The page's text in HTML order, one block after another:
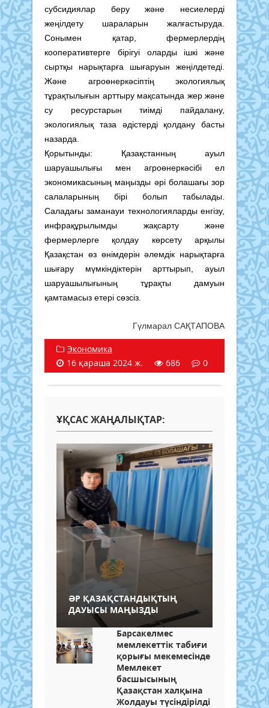
субсидиялар беру және несиелерді
жеңілдету шараларын жалғастыруда.
Сонымен қатар, фермерлердің
кооперативтерге бірігуі оларды ішкі және
сыртқы нарықтарға шығаруын жеңілдетеді.
Және агроөнеркәсіптің экологиялық
тұрақтылығын арттыру мақсатында жер және
су ресурстарын тиімді пайдалану,
экологиялық таза әдістерді қолдану басты
назарда.
Қорытынды: Қазақстанның ауыл
шаруашылығы мен агроөнеркәсібі ел
экономикасының маңызды әрі болашағы зор
салаларының бірі болып табылады.
Саладағы заманауи технологияларды енгізу,
инфрақұрылымды жақсарту және
фермерлерге қолдау көрсету арқылы
Қазақстан өз өнімдерін әлемдік нарықтарға
шығару мүмкіндіктерін арттырып, ауыл
шаруашылығының тұрақты дамуын
қамтамасыз етері сөзсіз.
Гүлмарал САҚТАПОВА
Экономика
16 қараша 2024 ж.
686 0
ҰҚСАС ЖАҢАЛЫҚТАР:
ӘР ҚАЗАҚСТАНДЫҚТЫҢ
ДАУЫСЫ МАҢЫЗДЫ
Барсакелмес
мемлекеттік табиғи
қорығы мекемесінде
Мемлекет
басшысының
Қазақстан халқына
Жолдауы түсіндірілді